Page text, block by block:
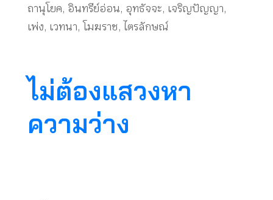
ถานุโยค, อินทรีย์อ่อน, อุทธัจจะ, เจริญปัญญา,
เพ่ง, เวทนา, โมฆราช, ไตรลักษณ์
ไม่ต้องแสวงหา
ความว่าง